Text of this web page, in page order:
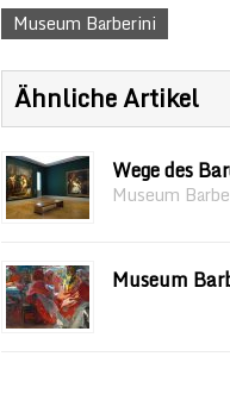
Museum Barberini
Ähnliche Artikel
Wege des
Museum
Museum